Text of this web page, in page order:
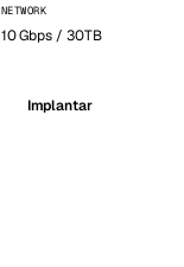
NETWORK
10 Gbps / 30TB
Implantar